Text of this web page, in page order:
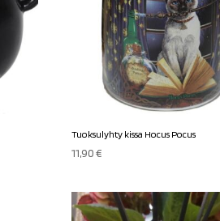
Tuoksulyhty kissa Hocus Pocus
11,90€